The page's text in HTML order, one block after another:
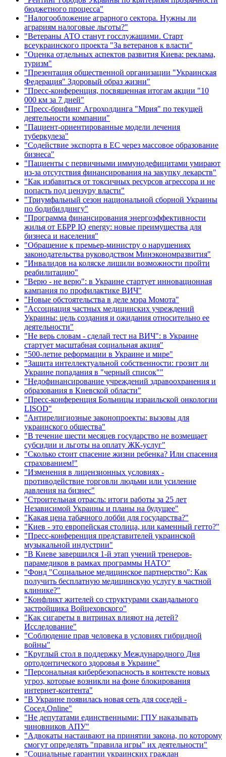
бюджетного процесса"
"Налогообложение аграрного сектора. Нужны ли
аграриям налоговые льготы?"
"Ветераны АТО станут госслужащими. Старт
всеукраинского проекта "За ветеранов к власти"
"Оценка отдельных аспектов развития Киева: реклама,
туризм"
"Презентация общественной организации "Украинская
Федерация" Здоровый образ жизни"
"Пресс-конференция, посвященная итогам акции "10
000 км за 7 дней"
"Пресс-брифинг Агрохолдинга "Мрия" по текущей
деятельности компании"
"Пациент-ориентированные модели лечения
туберкулеза"
"Содействие экспорта в ЕС через массовое образование
бизнеса"
"Пациенты с первичными иммунодефицитами умирают
из-за отсутствия финансирования на закупку лекарств"
"Как избавиться от токсичных ресурсов агрессора и не
попасть под цензуру власти"
"Триумфальный сезон национальной сборной Украины
по бодибилдингу"
"Программа финансирования энергоэффективности
жилья от ЕБРР IQ energy: новые преимущества для
бизнеса и населения"
"Обращение к премьер-министру о нарушениях
законодательства руководством Минэкономразвития"
"Инвалидов на коляске лишили возможности пройти
реабилитацию"
"Верю - не верю": в Украине стартует инновационная
кампания по профилактике ВИЧ"
"Новые обстоятельства в деле мэра Момота"
"Ассоциация частных медицинских учреждений
Украины: цель создания и ожидания относительно ее
деятельности"
"Не верь словам - сделай тест на ВИЧ": в Украине
стартует масштабная социальная акция"
"500-летие реформации в Украине и мире"
"Защита интеллектуальной собственности: грозит ли
Украине попадания в "черный список""
"Недофинансирование учреждений здравоохранения и
образования в Киевской области"
"Пресс-конференция Больницы израильской онкологии
LISOD"
"Антирелигиозные законопроекты: вызовы для
украинского общества"
"В течение шести месяцев государство не возмещает
субсидии и льготы на оплату ЖК-услуг"
"Сколько стоит спасение жизни ребенка? Или спасения
страхованием!"
"Изменения в лицензионных условиях -
противодействие торговли людьми или усиление
давления на бизнес"
"Строительная отрасль: итоги работы за 25 лет
Независимой Украины и планы на будущее"
"Какая цена табачного лобби для государства?"
"Киев - это европейская столица, или каменный гетто?"
"Пресс-конференция представителей украинской
музыкальной индустрии"
"В Киеве завершился 1-й этап учений тренеров-
парамедиков в рамках программы НАТО"
"Фонд "Социальное медицинское партнерство": Как
получить бесплатную медицинскую услугу в частной
клинике?"
"Конфликт жителей со структурами скандального
застройщика Войцеховского"
"Как сигареты в витринах влияют на детей?
Исследование"
"Соблюдение прав человека в условиях гибридной
войны"
"Круглый стол в поддержку Международного Дня
ортодонтического здоровья в Украине"
"Персональная кибербезопасность в контексте новых
угроз, которые возникли на фоне блокирования
интернет-контента"
"В Украине появилась новая сеть для соседей -
Сосед.Online"
"Не депутатами единственными: ГПУ наказывать
чиновников АПУ"
"Адвокаты настаивают на принятии закона, по которому
смогут определять "правила игры" их деятельности"
"Социальные гарантии украинских граждан